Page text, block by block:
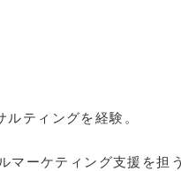
ティングを経験。
ーケティング支援を担う